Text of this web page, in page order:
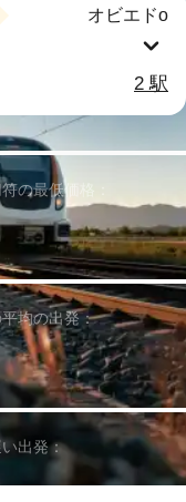
オビエドо
2 駅
の最低価格：
均の出発：
出発：